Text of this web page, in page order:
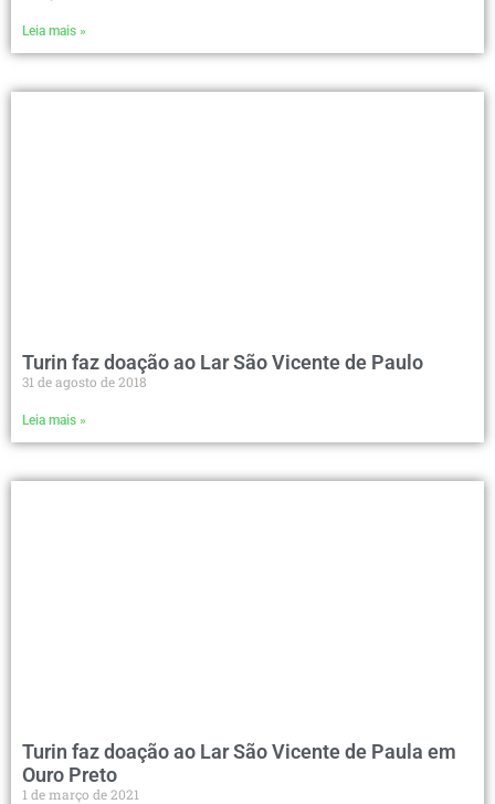
Leia mais »
Turin faz doação ao Lar São Vicente de Paulo
31 de agosto de 2018
Leia mais »
Turin faz doação ao Lar São Vicente de Paula em
Ouro Preto
1 de março de 2021